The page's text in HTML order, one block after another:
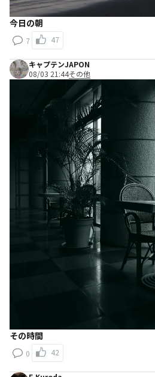
今日の朝
7 47
キャプテンJAPON
08/03 21:44その他
その時間
0 42